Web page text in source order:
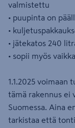
valmistettu
• puupinta on
•
• jätekatos 240
• sopii myös
1.1.2025 voimaan
tämä rakennus ei
Suomessa. Aina
tarkistaa että